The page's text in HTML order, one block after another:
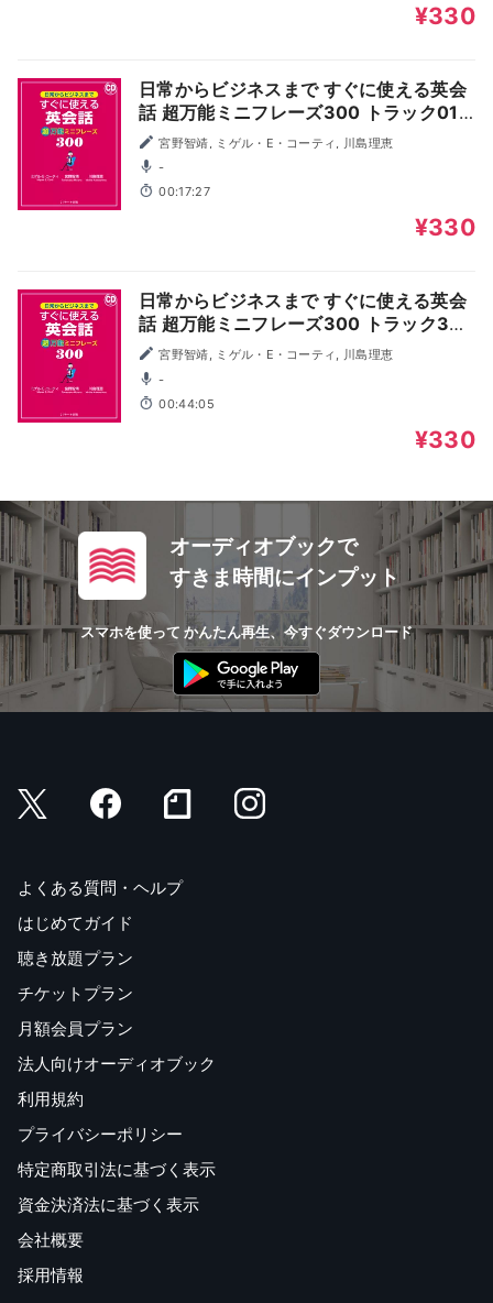
¥330
日常からビジネスまで すぐに使える英会
話 超万能ミニフレーズ300 トラック01-
34[Jリサーチ出版]
宮野智靖, ミゲル・E・コーティ, 川島理恵
-
00:17:27
¥330
日常からビジネスまで すぐに使える英会
話 超万能ミニフレーズ300 トラック35-
85[Jリサーチ出版]
宮野智靖, ミゲル・E・コーティ, 川島理恵
-
00:44:05
¥330
オーディオブックで
すきま時間にインプット
スマホを使って かんたん再生、今すぐダウンロード
よくある質問・ヘルプ
はじめてガイド
聴き放題プラン
チケットプラン
月額会員プラン
法人向けオーディオブック
利用規約
プライバシーポリシー
特定商取引法に基づく表示
資金決済法に基づく表示
会社概要
採用情報